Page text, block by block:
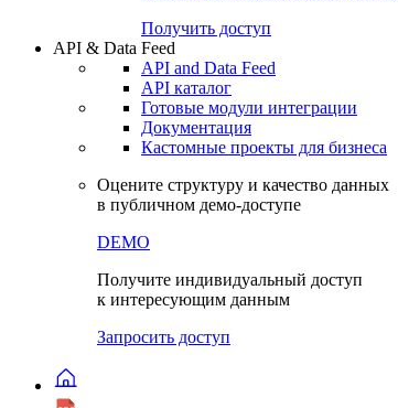
Попробуйте7-дневный
Откройте глобальную базу данных
Получить доступ
API & Data Feed
API and Data Feed
API каталог
Документация
Кастомные проекты для бизнеса
Оцените структуру и качество данных
в публичном демо-доступе
DEMO
Получите индивидуальный доступ